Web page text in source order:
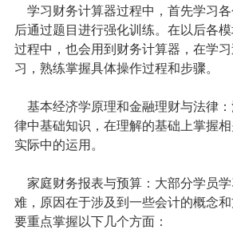
学习财务计算器过程中，首先学习
后通过题目进行强化训练。在以后各
过程中，也会用到财务计算器，在学
习，熟练掌握具体操作过程和步骤。
基本经济学原理和金融理财与法律
律中基础知识，在理解的基础上掌握
实际中的运用。
家庭财务报表与预算：大部分学员
难，原因在于涉及到一些会计的概念
要重点掌握以下几个方面：